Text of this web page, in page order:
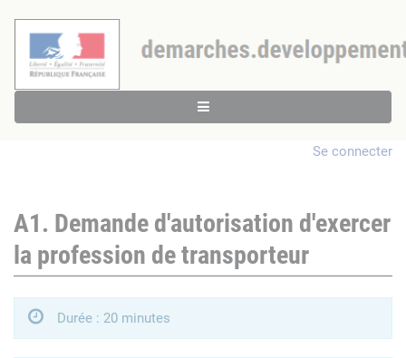
Se connecter
A1. Demande d'autorisation d'exercer
la profession de transporteur
Durée : 20 minutes